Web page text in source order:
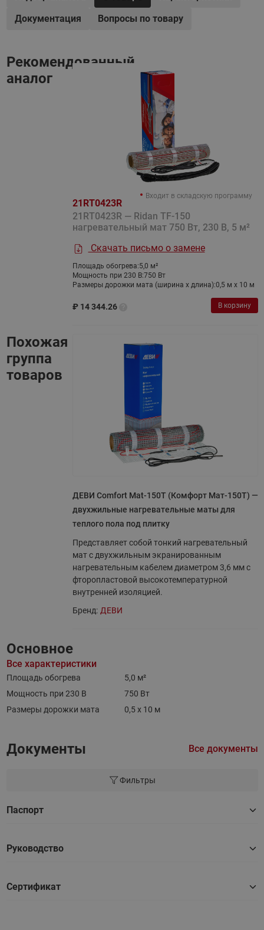
Документация
Вопросы по товару
Рекомендованный
аналог
21RT0423R
21RT0423R — Ridan TF-150
нагревательный мат 750 Вт, 230 В, 5 м²
Скачать письмо о замене
Площадь обогрева:5,0 м²
Мощность при 230 В:750 Вт
Размеры дорожки мата (ширина х длина):0,5 м х 10 м
₽ 14 344.26
Входит в складскую программу
В корзину
Похожая
группа
товаров
ДЕВИ Comfort Mat-150T (Комфорт Мат-150Т) —
двухжильные нагревательные маты для
теплого пола под плитку
Представляет собой тонкий нагревательный
мат с двухжильным экранированным
нагревательным кабелем диаметром 3,6 мм с
фторопластовой высокотемпературной
внутренней изоляцией.
Бренд: ДЕВИ
Основное
Все характеристики
Площадь обогрева
5,0 м²
Мощность при 230 В
750 Вт
Размеры дорожки мата
0,5 х 10 м
Документы Все документы
Фильтры
Паспорт
Руководство
Сертификат